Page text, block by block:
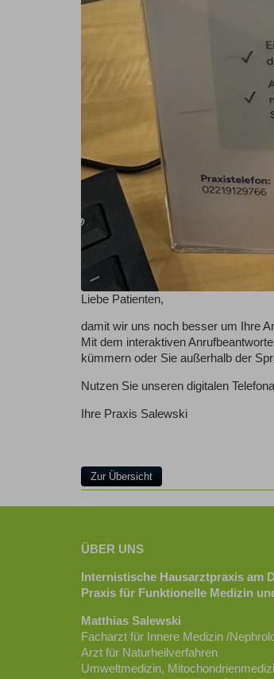
Liebe Patienten,
damit wir uns noch besser um Ihre
Mit dem interaktiven
kümmern oder Sie außerhalb der
Nutzen Sie unseren digitalen
Ihre Praxis Salewski
Zur Übersicht
ÜBER UNS
Internistische Hausarztpraxis am
Praxis für Funktionelle Medizin
Matthias Salewski
Facharzt für Innere Medizin /
Arzt für Naturheilverfahren
Umweltmedizin,